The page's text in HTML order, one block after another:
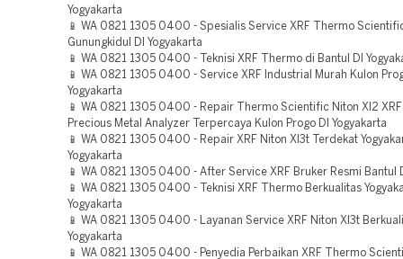
Yogyakarta
📱 WA 0821 1305 0400 - Spesialis Service XRF Thermo
Gunungkidul DI Yogyakarta
📱 WA 0821 1305 0400 - Teknisi XRF Thermo di Bantul DI
📱 WA 0821 1305 0400 - Service XRF Industrial Murah Kulon
Yogyakarta
📱 WA 0821 1305 0400 - Repair Thermo Scientific Niton Xl2
Precious Metal Analyzer Terpercaya Kulon Progo DI Yogyakarta
📱 WA 0821 1305 0400 - Repair XRF Niton Xl3t Terdekat
Yogyakarta
📱 WA 0821 1305 0400 - After Service XRF Bruker Resmi Bantul
📱 WA 0821 1305 0400 - Teknisi XRF Thermo Berkualitas
Yogyakarta
📱 WA 0821 1305 0400 - Layanan Service XRF Niton Xl3t
Yogyakarta
📱 WA 0821 1305 0400 - Penyedia Perbaikan XRF Thermo